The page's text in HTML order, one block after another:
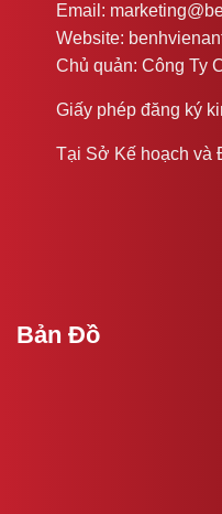
Email:
Website:
Chủ quản: Công Ty
Giấy phép đăng ký
Tại Sở Kế hoạch và
Bản Đồ